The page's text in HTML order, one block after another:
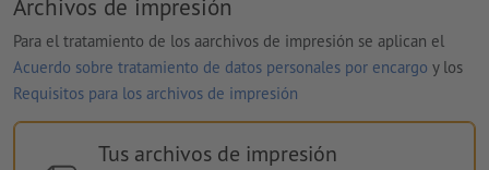
Archivos de impresión
Para el tratamiento de los aarchivos de impresión se aplican el
Acuerdo sobre tratamiento de datos personales por encargo y los
Requisitos para los archivos de impresión
Tus archivos de impresión